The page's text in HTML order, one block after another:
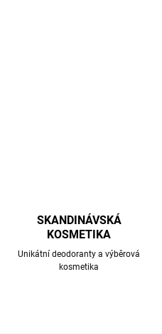
SKANDINÁVSKÁ
KOSMETIKA
Unikátní deodoranty a výběrová
kosmetika